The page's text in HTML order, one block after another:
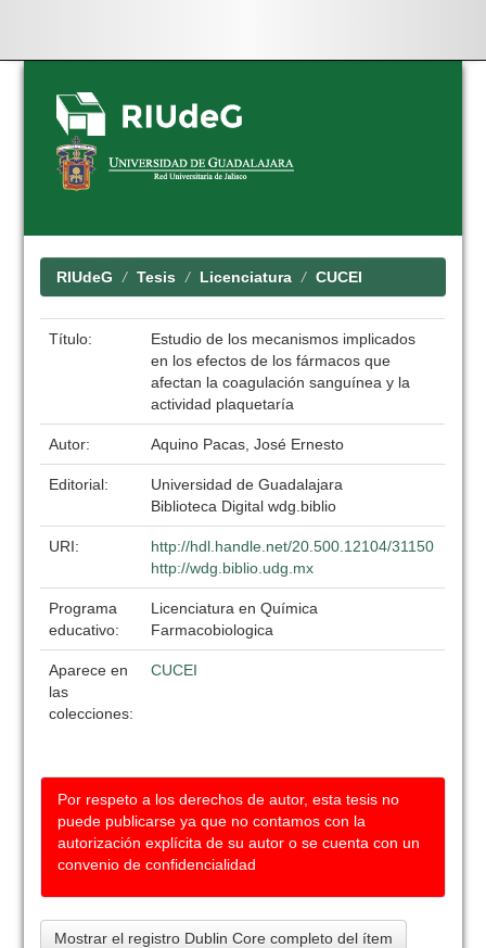
Skip
navigation
RIUdeG Tesis Licenciatura CUCEI
Título:
Estudio de los mecanismos implicados
en los efectos de los fármacos que
afectan la coagulación sanguínea y la
actividad plaquetaría
Autor: Aquino Pacas, José Ernesto
Editorial:
Universidad de Guadalajara
Biblioteca Digital wdg.biblio
URI:
http://hdl.handle.net/20.500.12104/31150
http://wdg.biblio.udg.mx
Programa
educativo:
Licenciatura en Química
Farmacobiologica
Aparece en
las
colecciones:
CUCEI
Por respeto a los derechos de autor, esta tesis no
puede publicarse ya que no contamos con la
autorización explícita de su autor o se cuenta con un
convenio de confidencialidad
Mostrar el registro Dublin Core completo del ítem